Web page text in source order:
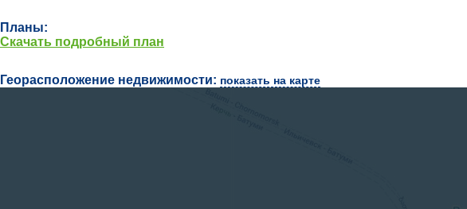
Планы:
Скачать подробный план
Георасположение недвижимости: показать на карте